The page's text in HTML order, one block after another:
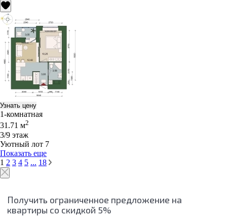
Узнать цену
1-комнатная
31.71 м2
3/9 этаж
Уютный лот 7
Показать еще
1 2 3 4 5 ... 18
Получить ограниченное предложение на
квартиры со скидкой 5%